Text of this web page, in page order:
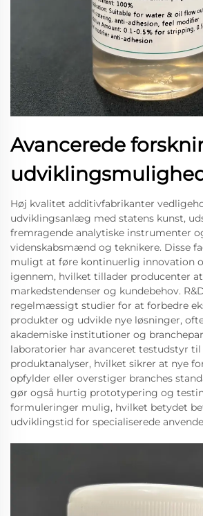
Avancerede
Høj kvalitet additivfabrikanter
udviklingsanlæg med statens kunst,
fremragende analytiske instrumenter
videnskabsmænd og teknikere. Disse
muligt at føre kontinuerlig innovation
igennem, hvilket tillader producenter
markedstendenser og kundebehov.
regelmæssigt studier for at forbedre
produkter og udvikle nye løsninger,
akademiske institutioner og
laboratorier har avanceret testudstyr
produktanalyser, hvilket sikrer at nye
opfylder eller overstiger branches
gør også hurtig prototypering og
formuleringer mulig, hvilket betydet
udviklingstid for specialiserede